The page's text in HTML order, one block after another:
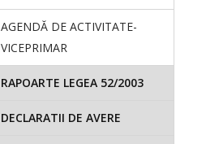
AGENDĂ DE ACTIVITATE-
VICEPRIMAR
RAPOARTE LEGEA 52/2003
DECLARATII DE AVERE